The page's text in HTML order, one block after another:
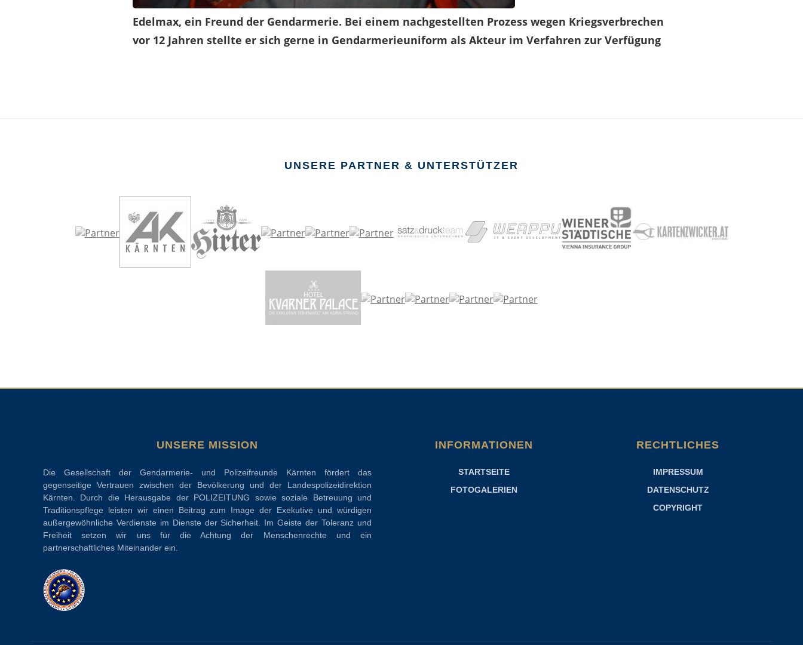
Edelmax, ein Freund der Gendarmerie. Bei einem nachgestellten Prozess wegen Kriegsverbrechen
vor 12 Jahren stellte er sich gerne in Gendarmerieuniform als Akteur im Verfahren zur Verfügung
UNSERE PARTNER & UNTERSTÜTZER
UNSERE MISSION
Die Gesellschaft der Gendarmerie- und Polizeifreunde Kärnten fördert das
gegenseitige Vertrauen zwischen der Bevölkerung und der Landespolizeidirektion
Kärnten. Durch die Herausgabe der POLIZEITUNG sowie soziale Betreuung und
Traditionspflege leisten wir einen Beitrag zum Image der Exekutive und würdigen
außergewöhnliche Verdienste im Dienste der Sicherheit. Im Geiste der Toleranz und
Freiheit setzen wir uns für die Achtung der Menschenrechte und ein
partnerschaftliches Miteinander ein.
INFORMATIONEN
STARTSEITE
FOTOGALERIEN
RECHTLICHES
IMPRESSUM
DATENSCHUTZ
COPYRIGHT